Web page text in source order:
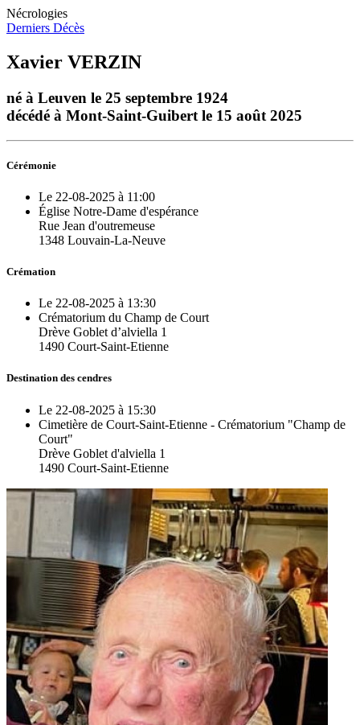
Nécrologies
Derniers Décès
Xavier VERZIN
né à Leuven le 25 septembre 1924
décédé à Mont-Saint-Guibert le 15 août 2025
Cérémonie
Le 22-08-2025 à 11:00
Église Notre-Dame d'espérance
Rue Jean d'outremeuse
1348 Louvain-La-Neuve
Crémation
Le 22-08-2025 à 13:30
Crématorium du Champ de Court
Drève Goblet d’alviella 1
1490 Court-Saint-Etienne
Destination des cendres
Le 22-08-2025 à 15:30
Cimetière de Court-Saint-Etienne - Crématorium "Champ de
Court"
Drève Goblet d'alviella 1
1490 Court-Saint-Etienne